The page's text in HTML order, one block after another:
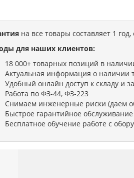
на все товары составляет 1
для наших клиентов:
18 000+ товарных позиций в
Актуальная информация о наличии
Удобный онлайн доступ к складу и
Работа по ФЗ-44, ФЗ-223
Снимаем инженерные риски (даем
Быстрое гарантийное обслуживание
Бесплатное обучение работе с